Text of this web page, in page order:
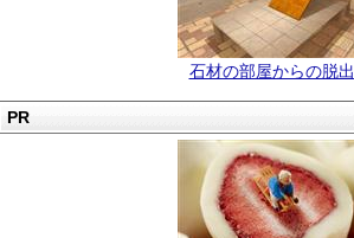
石材の部屋からの脱出
PR